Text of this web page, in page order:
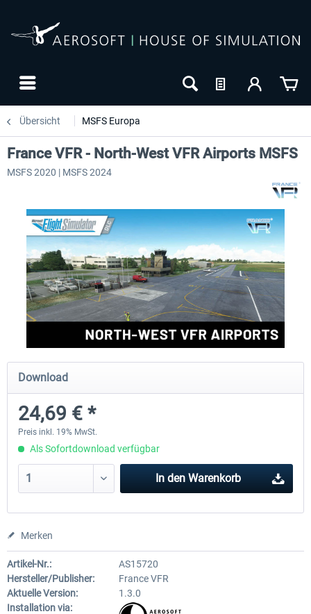
Übersicht MSFS Europa
Aerosoft Mega Airport Brüssel
24,95 € *
Aerosoft Airport Köln/
France VFR - North-West VFR Airports MSFS
MSFS 2020 | MSFS 2024
Download
24,69 € *
Preis inkl. 19% MwSt.
Als Sofortdownload verfügbar
In den Warenkorb
Merken
Artikel-Nr.:
AS15720
Hersteller/Publisher:
France VFR
Aktuelle Version:
1.3.0
Installation via: